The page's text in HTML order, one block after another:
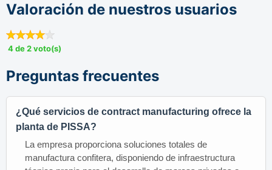
Valoración de nuestros usuarios
4 de 2 voto(s)
Preguntas frecuentes
¿Qué servicios de contract manufacturing ofrece la
planta de PISSA?
La empresa proporciona soluciones totales de
manufactura confitera, disponiendo de infraestructura